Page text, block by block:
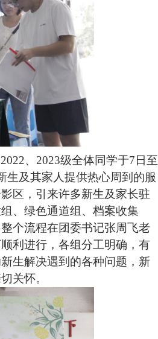
2、2023级全体同学于7日至
生及其家人提供热心周到的服
区，引来许多新生及家长驻
组、绿色通道组、档案收集
个流程在团委书记张周飞老
利进行，各组分工明确，有
生解决遇到的各种问题，新
关怀。